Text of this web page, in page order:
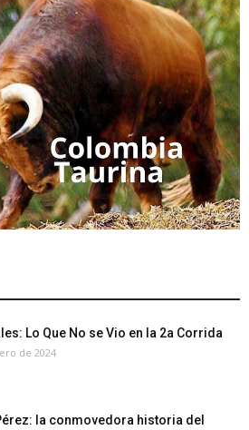
Lo Que No se Vio en la 2a Corrida
de 2024
la conmovedora historia del